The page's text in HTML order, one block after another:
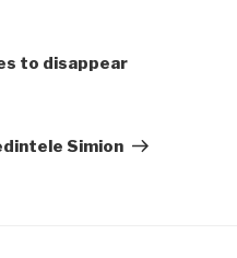
to disappear
Simion